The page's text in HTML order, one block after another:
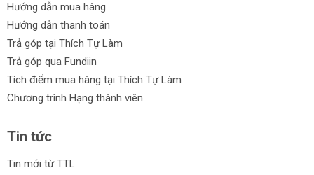
Hướng dẫn mua hàng
Hướng dẫn thanh toán
Trả góp tại Thích Tự Làm
Trả góp qua Fundiin
Tích điểm mua hàng tại Thích Tự Làm
Chương trình Hạng thành viên
Tin tức
Tin mới từ TTL